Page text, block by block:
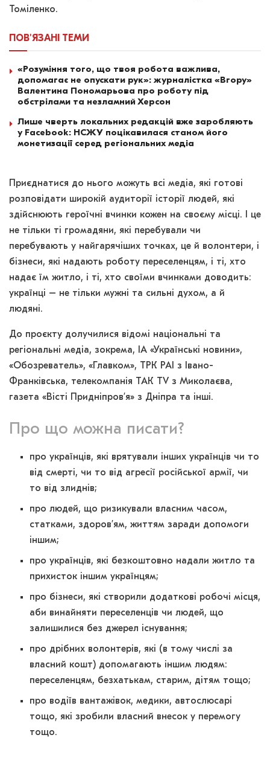
Томіленко.
ПОВ'ЯЗАНІ ТЕМИ
«Розуміння того, що твоя робота важлива,
допомагає не опускати рук»: журналістка «Вгору»
Валентина Пономарьова про роботу під
обстрілами та незламний Херсон
Лише чверть локальних редакцій вже заробляють
у Facebook: НСЖУ поцікавилася станом його
монетизації серед регіональних медіа
Приєднатися до нього можуть всі медіа, які готові
розповідати широкій аудиторії історії людей, які
здійснюють героїчні вчинки кожен на своєму місці. І це
не тільки ті громадяни, які перебували чи
перебувають у найгарячіших точках, це й волонтери, і
бізнеси, які надають роботу переселенцям, і ті, хто
надає їм житло, і ті, хто своїми вчинками доводить:
українці – не тільки мужні та сильні духом, а й
людяні.
До проєкту долучилися відомі національні та
регіональні медіа, зокрема, ІА «Українські новини»,
«Обозреватель», «Главком», ТРК РАІ з Івано-
Франківська, телекомпанія ТАК TV з Миколаєва,
газета «Вісті Придніпровʼя» з Дніпра та інші.
Про що можна писати?
про українців, які врятували інших українців чи то
від смерті, чи то від агресії російської армії, чи
то від злиднів;
про людей, що ризикували власним часом,
статками, здоров’ям, життям заради допомоги
іншим;
про українців, які безкоштовно надали житло та
прихисток іншим українцям;
про бізнеси, які створили додаткові робочі місця,
аби винайняти переселенців чи людей, що
залишилися без джерел існування;
про дрібних волонтерів, які (в тому числі за
власний кошт) допомагають іншим людям:
переселенцям, безхатькам, старим, дітям тощо;
про водіїв вантажівок, медики, автослюсарі
тощо, які зробили власний внесок у перемогу
тощо.